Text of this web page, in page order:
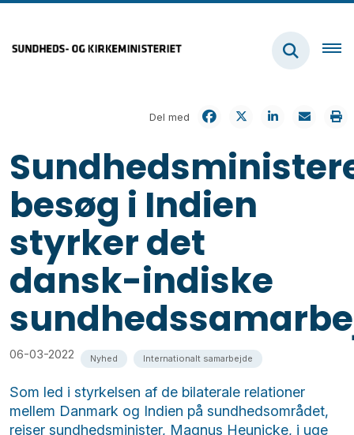
Del med
besøg i Indien
styrker det
dansk-indiske
06-03-2022 Nyhed Internationalt samarbejde
Som led i styrkelsen af de bilaterale relationer
mellem Danmark og Indien på sundhedsområdet,
rejser sundhedsminister, Magnus Heunicke, i uge